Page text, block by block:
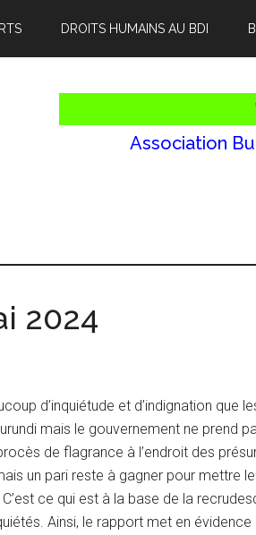
DROITS HUMAINS AU BDI
Association
2024
d’inquiétude et d’indignation que
mais le gouvernement ne prend
de flagrance à l’endroit des
un pari reste à gagner pour mettre
ce qui est à la base de la
Ainsi, le rapport met en